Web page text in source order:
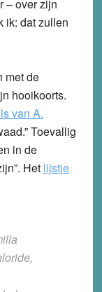
– over zijn
ik: dat zullen
met de
hooikoorts.
van A.
Toevallig
in de
Het lijstje